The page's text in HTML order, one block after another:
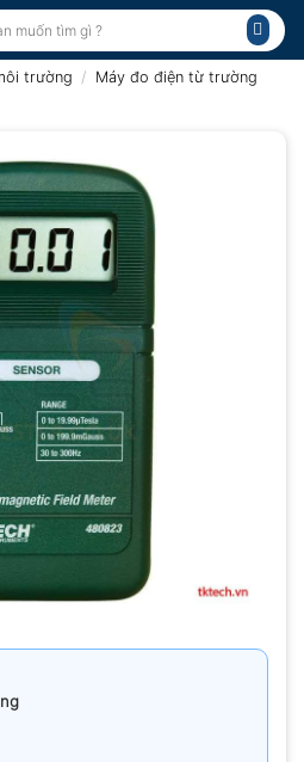
trường / Máy đo điện từ trường